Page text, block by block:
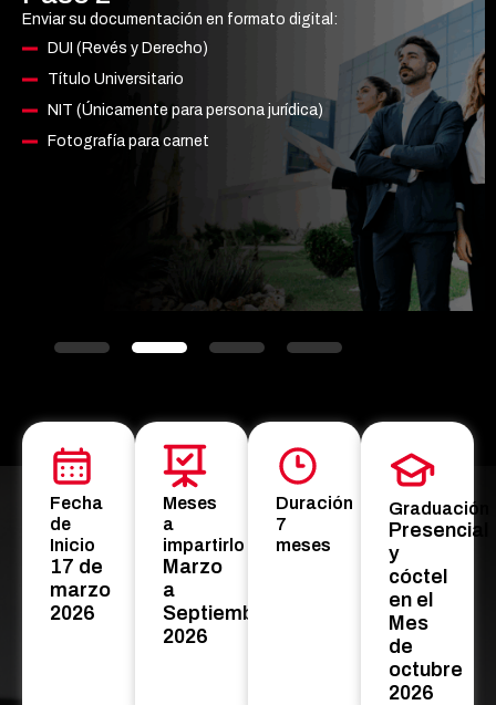
Enviar su documentación en formato digital:
DUI (Revés y Derecho)
Título Universitario
NIT (Únicamente para persona jurídica)
Fotografía para carnet
Fecha
de
Inicio
17 de
marzo
2026
Meses
a
impartirlo
Marzo
a
Septiembre
2026
Duración
7
meses
Graduación
Presencial
y
cóctel
en el
Mes
de
octubre
2026